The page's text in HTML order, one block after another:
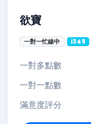
欲寶
一對一忙線中 i349
一對多點數
一對一點數
滿意度評分